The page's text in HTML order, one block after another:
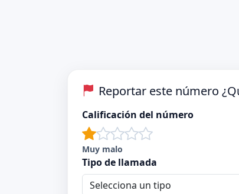
Reportar este número
Calificación del número
Muy malo
Tipo de llamada